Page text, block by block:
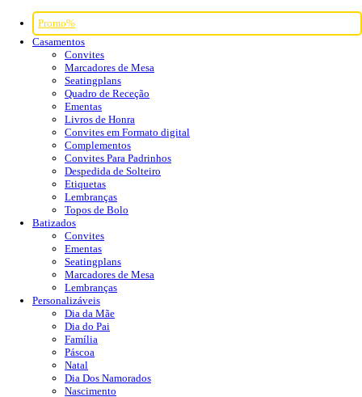
Promo%
Casamentos
Convites
Marcadores de Mesa
Seatingplans
Quadro de Receção
Ementas
Livros de Honra
Convites em Formato digital
Complementos
Convites Para Padrinhos
Despedida de Solteiro
Etiquetas
Lembranças
Topos de Bolo
Batizados
Convites
Ementas
Seatingplans
Marcadores de Mesa
Lembranças
Personalizáveis
Dia da Mãe
Dia do Pai
Família
Páscoa
Natal
Dia Dos Namorados
Nascimento